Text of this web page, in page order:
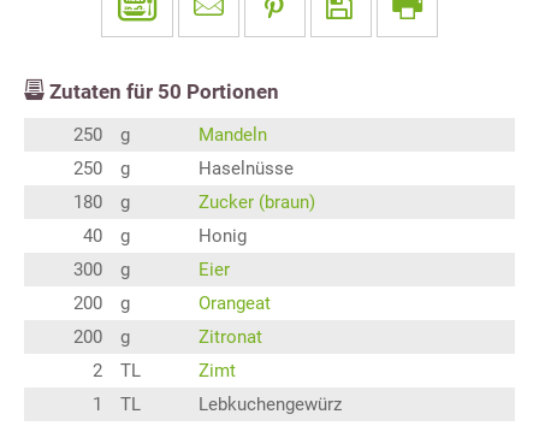
Zutaten für 50 Portionen
250 g
Mandeln
250
g
Haselnüsse
180
g
Zucker (braun)
40
g
Honig
300
g
Eier
200
g
Orangeat
200
g
Zitronat
2
TL
Zimt
1
TL
Lebkuchengewürz